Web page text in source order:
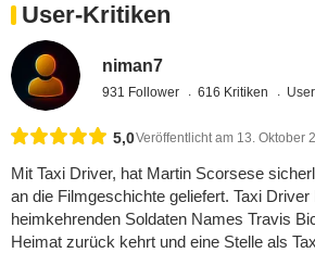
User-Kritiken
niman7
931 Follower 616 Kritiken
5,0Veröffentlicht am 13. Oktober
Mit Taxi Driver, hat Martin Scorsese
an die Filmgeschichte geliefert. Taxi Driver
heimkehrenden Soldaten Names Travis
Heimat zurück kehrt und eine Stelle als